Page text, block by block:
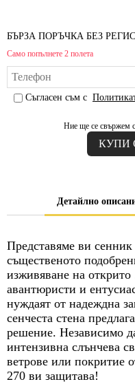
БЪРЗА ПОРЪЧКА БЕЗ
Само попълнете 2 полета
Съгласен съм с
Ние ще се свържем
Детайлно
Представяме ви
същественото
изживяване на
авантюристи и
нуждаят от надеждна
сенчеста стена
решение. Независимо
интензивна слънчева
ветрове или покритие
270 ви защитава!